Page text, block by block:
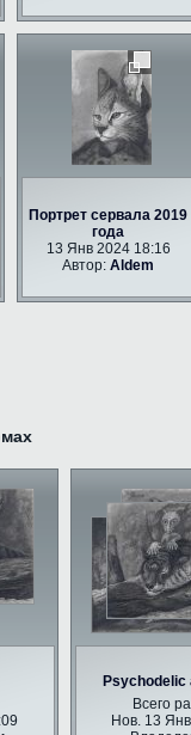
Портрет сервала 2019
года
13 Янв 2024 18:16
Автор:Aldem
Psychodelic
Всего
Нов. 13 Янв